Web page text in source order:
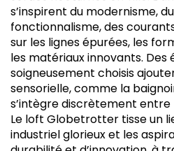
s’inspirent du modernisme,
fonctionnalisme, des
sur les lignes épurées, les
les matériaux innovants. Des
soigneusement choisis
sensorielle, comme la
s’intègre discrètement
Le loft Globetrotter tisse un
industriel glorieux et les